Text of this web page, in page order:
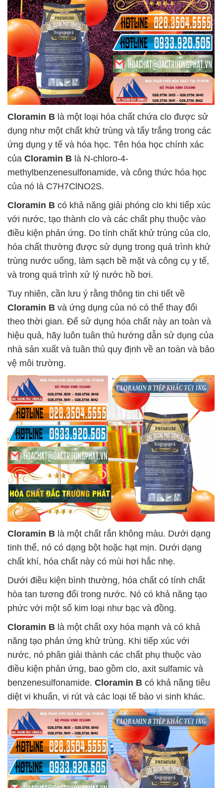
Cloramin B là một loại hóa chất chứa clo được sử
dụng như một chất khử trùng và tẩy trắng trong các
ứng dụng y tế và hóa học. Tên hóa học chính xác
của Cloramin B là N-chloro-4-
methylbenzenesulfonamide, và công thức hóa học
của nó là C7H7ClNO2S.
Cloramin B có khả năng giải phóng clo khi tiếp xúc
với nước, tạo thành clo và các chất phụ thuộc vào
điều kiện phản ứng. Do tính chất khử trùng của clo,
hóa chất thường được sử dụng trong quá trình khử
trùng nước uống, làm sạch bề mặt và công cụ y tế,
và trong quá trình xử lý nước hồ bơi.
Tuy nhiên, cần lưu ý rằng thông tin chi tiết về
Cloramin B và ứng dụng của nó có thể thay đổi
theo thời gian. Để sử dụng hóa chất này an toàn và
hiệu quả, hãy luôn tuân thủ hướng dẫn sử dụng của
nhà sản xuất và tuân thủ quy định về an toàn và bảo
vệ môi trường.
Cloramin B là một chất rắn không màu. Dưới dạng
tinh thể, nó có dạng bột hoặc hạt mịn. Dưới dạng
chất khí, hóa chất này có mùi hơi hắc nhẹ.
Dưới điều kiện bình thường, hóa chất có tính chất
hòa tan tương đối trong nước. Nó có khả năng tạo
phức với một số kim loại như bạc và đồng.
Cloramin B là một chất oxy hóa mạnh và có khả
năng tạo phản ứng khử trùng. Khi tiếp xúc với
nước, nó phân giải thành các chất phụ thuộc vào
điều kiện phản ứng, bao gồm clo, axit sulfamic và
benzenesulfonamide. Cloramin B có khả năng tiêu
diệt vi khuẩn, vi rút và các loại tế bào vi sinh khác.